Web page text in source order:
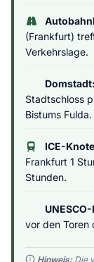
(Frankfurt)
Verkehrslage.
Domstadt:
Stadtschloss
Bistums Fulda.
ICE-
Frankfurt 1
Stunden.
vor den Toren
Hinweis:Die